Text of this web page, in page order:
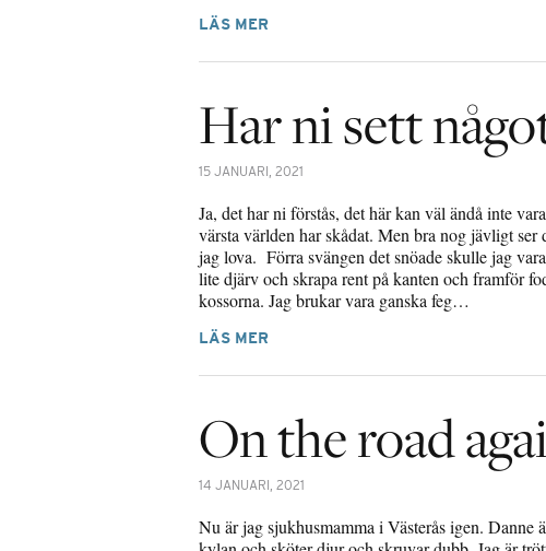
LÄS MER
Har ni sett
15 JANUARI, 2021
Ja, det har ni förstås, det här kan väl ändå inte
värsta världen har skådat. Men bra nog jävligt ser
jag lova. Förra svängen det snöade skulle jag
lite djärv och skrapa rent på kanten och framför
kossorna. Jag brukar vara ganska feg…
LÄS MER
On the road
14 JANUARI, 2021
Nu är jag sjukhusmamma i Västerås igen. Danne